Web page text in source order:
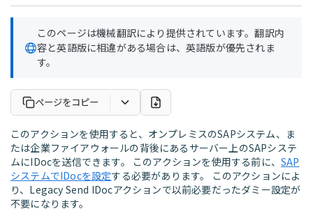
このページは機械翻訳により提供されています。翻訳内
容と英語版に相違がある場合は、英語版が優先されま
す。
ページをコピー
このアクションを使用すると、オンプレミスのSAPシステム、ま
たは企業ファイアウォールの背後にあるサーバー上のSAPシステ
ムにIDocを送信できます。 このアクションを使用する前に、 SAP
システムでIDocを設定する必要があります。 このアクションによ
り、Legacy Send IDocアクションで以前必要だったダミー設定が
不要になります。